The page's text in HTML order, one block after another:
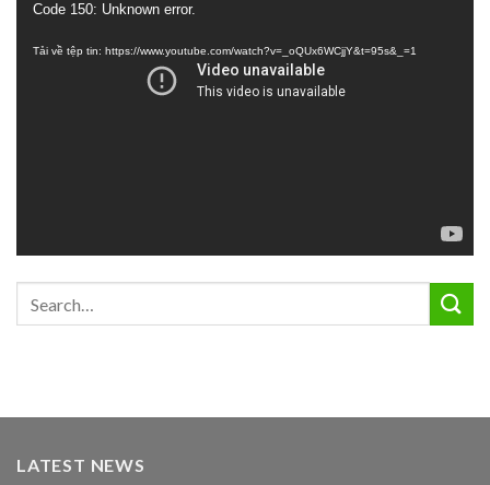
Trình
Code 150: Unknown error.
Tải về tệp tin: https://www.youtube.com/watch?v=_oQUx6WCjjY&t=95s&_=1
LATEST NEWS